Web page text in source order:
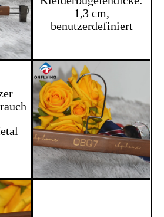
1,3 cm,
benutzerdefiniert